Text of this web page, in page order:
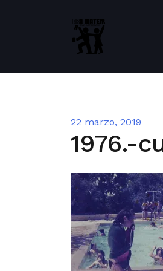
22 marzo, 2019
1976.-